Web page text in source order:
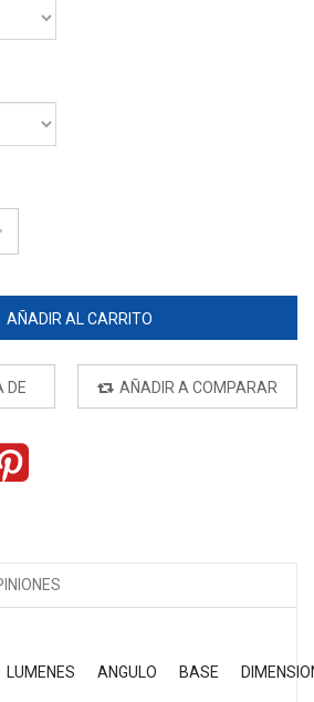
AÑADIR AL CARRITO
AÑADIR A COMPARAR
DE
LUMENES ANGULO BASE